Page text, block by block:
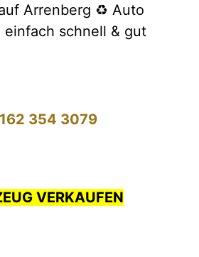
Arrenberg ♻️ Auto
einfach schnell & gut
354 3079
VERKAUFEN